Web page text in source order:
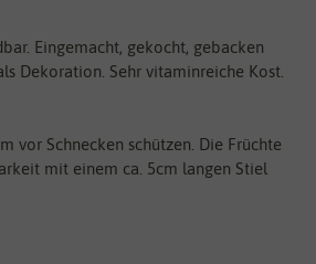
Eingemacht, gekocht, gebacken
Dekoration. Sehr vitaminreiche Kost.
vor Schnecken schützen. Die Früchte
mit einem ca. 5cm langen Stiel